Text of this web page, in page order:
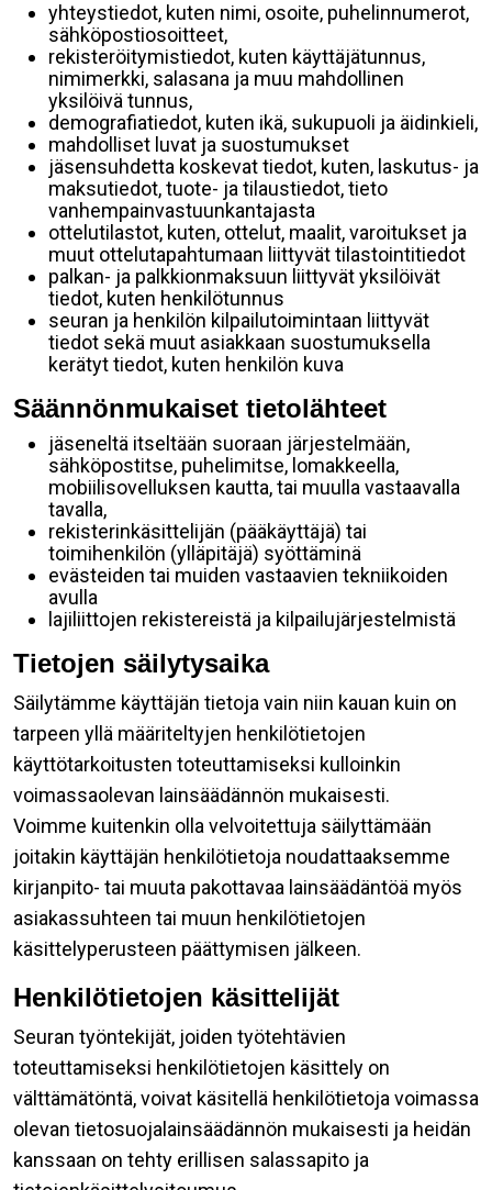
yhteystiedot, kuten nimi, osoite, puhelinnumerot,
sähköpostiosoitteet,
rekisteröitymistiedot, kuten käyttäjätunnus,
nimimerkki, salasana ja muu mahdollinen
yksilöivä tunnus,
demografiatiedot, kuten ikä, sukupuoli ja äidinkieli,
mahdolliset luvat ja suostumukset
jäsensuhdetta koskevat tiedot, kuten, laskutus- ja
maksutiedot, tuote- ja tilaustiedot, tieto
vanhempainvastuunkantajasta
ottelutilastot, kuten, ottelut, maalit, varoitukset ja
muut ottelutapahtumaan liittyvät tilastointitiedot
palkan- ja palkkionmaksuun liittyvät yksilöivät
tiedot, kuten henkilötunnus
seuran ja henkilön kilpailutoimintaan liittyvät
tiedot sekä muut asiakkaan suostumuksella
kerätyt tiedot, kuten henkilön kuva
Säännönmukaiset tietolähteet
jäseneltä itseltään suoraan järjestelmään,
sähköpostitse, puhelimitse, lomakkeella,
mobiilisovelluksen kautta, tai muulla vastaavalla
tavalla,
rekisterinkäsittelijän (pääkäyttäjä) tai
toimihenkilön (ylläpitäjä) syöttäminä
evästeiden tai muiden vastaavien tekniikoiden
avulla
lajiliittojen rekistereistä ja kilpailujärjestelmistä
Tietojen säilytysaika
Säilytämme käyttäjän tietoja vain niin kauan kuin on
tarpeen yllä määriteltyjen henkilötietojen
käyttötarkoitusten toteuttamiseksi kulloinkin
voimassaolevan lainsäädännön mukaisesti.
Voimme kuitenkin olla velvoitettuja säilyttämään
joitakin käyttäjän henkilötietoja noudattaaksemme
kirjanpito- tai muuta pakottavaa lainsäädäntöä myös
asiakassuhteen tai muun henkilötietojen
käsittelyperusteen päättymisen jälkeen.
Henkilötietojen käsittelijät
Seuran työntekijät, joiden työtehtävien
toteuttamiseksi henkilötietojen käsittely on
välttämätöntä, voivat käsitellä henkilötietoja voimassa
olevan tietosuojalainsäädännön mukaisesti ja heidän
kanssaan on tehty erillisen salassapito ja